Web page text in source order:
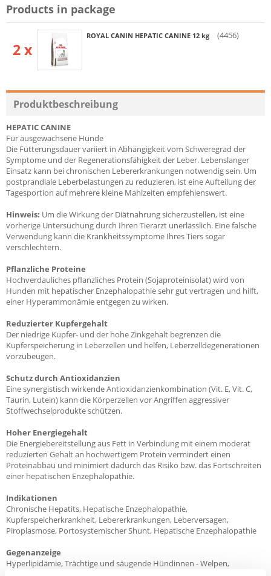
Products in package
2 x
ROYAL CANIN HEPATIC CANINE 12 kg (4456)
Produktbeschreibung
HEPATIC CANINE
Für ausgewachsene Hunde
Die Fütterungsdauer variiert in Abhängigkeit vom Schweregrad der
Symptome und der Regenerationsfähigkeit der Leber. Lebenslanger
Einsatz kann bei chronischen Lebererkrankungen notwendig sein. Um
postprandiale Leberbelastungen zu reduzieren, ist eine Aufteilung der
Tagesportion auf mehrere kleine Mahlzeiten empfehlenswert.
Hinweis: Um die Wirkung der Diätnahrung sicherzustellen, ist eine
vorherige Untersuchung durch Ihren Tierarzt unerlässlich. Eine falsche
Verwendung kann die Krankheitssymptome Ihres Tiers sogar
verschlechtern.
Pflanzliche Proteine
Hochverdauliches pflanzliches Protein (Sojaproteinisolat) wird von
Hunden mit hepatischer Enzephalopathie sehr gut vertragen und hilft,
einer Hyperammonämie entgegen zu wirken.
Reduzierter Kupfergehalt
Der niedrige Kupfer- und der hohe Zinkgehalt begrenzen die
Kupferspeicherung in Leberzellen und helfen, Leberzelldegenerationen
vorzubeugen.
Schutz durch Antioxidanzien
Eine synergistisch wirkende Antioxidanzienkombination (Vit. E, Vit. C,
Taurin, Lutein) kann die Körperzellen vor Angriffen aggressiver
Stoffwechselprodukte schützen.
Hoher Energiegehalt
Die Energiebereitstellung aus Fett in Verbindung mit einem moderat
reduzierten Gehalt an hochwertigem Protein vermindert einen
Proteinabbau und minimiert dadurch das Risiko bzw. das Fortschreiten
einer hepatischen Enzephalopathie.
Indikationen
Chronische Hepatits, Hepatische Enzephalopathie,
Kupferspeicherkrankheit, Lebererkrankungen, Leberversagen,
Piroplasmose, Portosystemischer Shunt, Hepatische Enzephalopathie
Gegenanzeige
Hyperlipidämie, Trächtige und säugende Hündinnen - Welpen,